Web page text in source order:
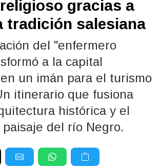
gracias a
tradición salesiana
del "enfermero
a la capital
un imán para el turismo
itinerario que fusiona
histórica y el
del río Negro.